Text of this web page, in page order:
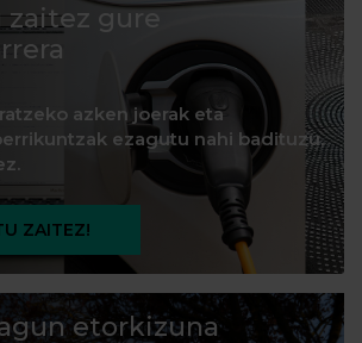
zaitez gure
azken joerak eta
ezagutu nahi badituzu,
ZAITEZ!
etorkizuna